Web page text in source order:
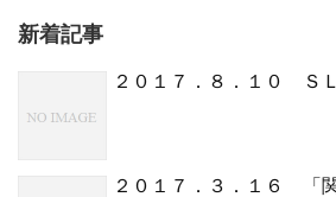
新着記事
２０１７．８．１０ Ｓ
２０１７．３．１６ 「